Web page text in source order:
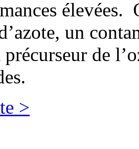
élevées.
un
précurseur de
>